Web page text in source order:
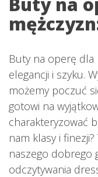
Buty na operę dla
elegancji i szyku.
możemy poczuć
gotowi na
charakteryzować
nam klasy i
naszego dobrego
odczytywania